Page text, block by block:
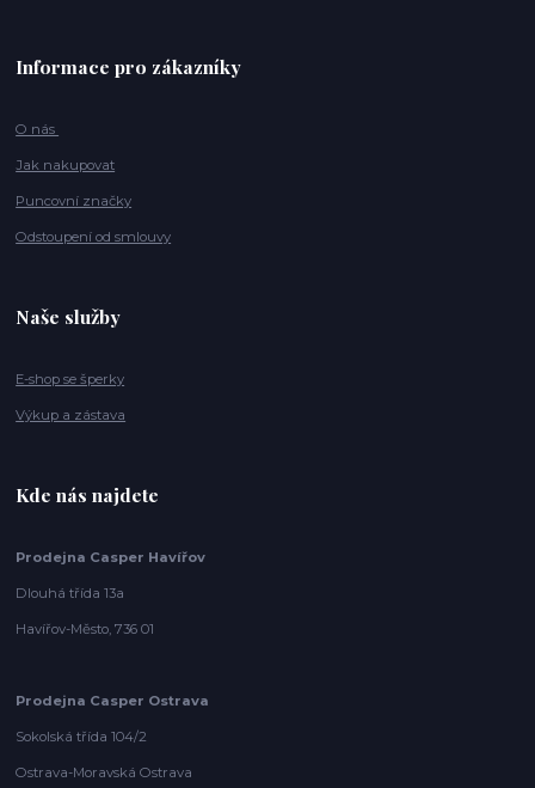
Informace pro zákazníky
O nás
Jak nakupovat
Puncovní značky
Odstoupení od smlouvy
Naše služby
E-shop se šperky
Výkup a zástava
Kde nás najdete
Prodejna Casper Havířov
Dlouhá třída 13a
Havířov-Město, 736 01
Prodejna Casper Ostrava
Sokolská třída 104/2
Ostrava-Moravská Ostrava